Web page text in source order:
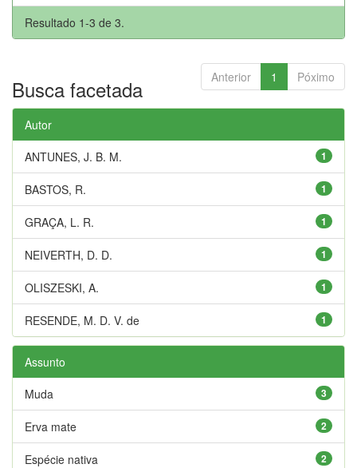
Resultado 1-3 de 3.
Anterior 1 Póximo
Busca facetada
Autor
1
ANTUNES, J. B. M.
1
BASTOS, R.
1
GRAÇA, L. R.
1
NEIVERTH, D. D.
1
OLISZESKI, A.
1
RESENDE, M. D. V. de
Assunto
3
Muda
2
Erva mate
2
Espécie nativa